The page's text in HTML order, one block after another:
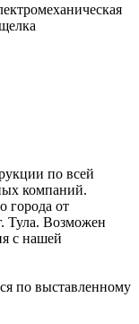
по всей
компаний.
города от
Тула. Возможен
с нашей
по выставленному